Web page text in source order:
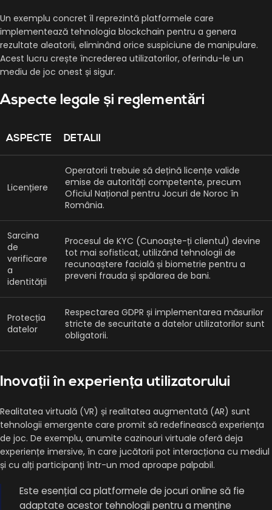
Un exemplu concret îl reprezintă platformele care
implementează tehnologia blockchain pentru a genera
rezultate aleatorii, eliminând orice suspiciune de manipulare.
Acest lucru crește încrederea utilizatorilor, oferindu-le un
mediu de joc onest și sigur.
Aspecte legale și reglementări
ASPECTE DETALII
Licențiere
Operatorii trebuie să dețină licențe valide
emise de autorități competente, precum
Oficiul Național pentru Jocuri de Noroc în
România.
Sarcina
de
verificare
a
identității
Procesul de KYC (Cunoaște-ți clientul) devine
tot mai sofisticat, utilizând tehnologii de
recunoaștere facială și biometrie pentru a
preveni frauda și spălarea de bani.
Protecția
datelor
Respectarea GDPR și implementarea măsurilor
stricte de securitate a datelor utilizatorilor sunt
obligatorii.
Inovații în experiența utilizatorului
Realitatea virtuală (VR) și realitatea augmentată (AR) sunt
tehnologii emergente care promit să redefinească experiența
de joc. De exemplu, anumite cazinouri virtuale oferă deja
experiențe imersive, în care jucătorii pot interacționa cu mediul
și cu alți participanți într-un mod aproape palpabil.
Este esențial ca platformele de jocuri online să fie
adaptate acestor tehnologii pentru a menține